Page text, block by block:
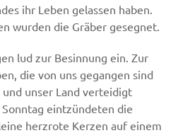
ihr Leben gelassen haben.
wurden die Gräber gesegnet.
lud zur Besinnung ein. Zur
die von uns gegangen sind
unser Land verteidigt
eintzündeten die
herzrote Kerzen auf einem